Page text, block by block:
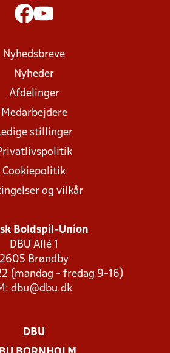
Nyhedsbreve
Nyheder
Afdelinger
Medarbejdere
stillinger
Cookiepolitik
og vilkår
Boldspil-Union
DBU Allé 1
2605 Brøndby
(mandag - fredag 9-16)
dbu@dbu.dk
DBU